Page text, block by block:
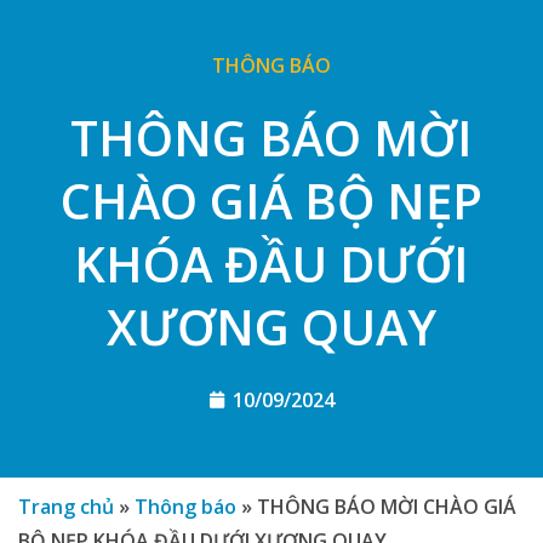
THÔNG BÁO
THÔNG BÁO MỜI
CHÀO GIÁ BỘ NẸP
KHÓA ĐẦU DƯỚI
XƯƠNG QUAY
10/09/2024
Trang chủ » Thông báo » THÔNG BÁO MỜI CHÀO GIÁ